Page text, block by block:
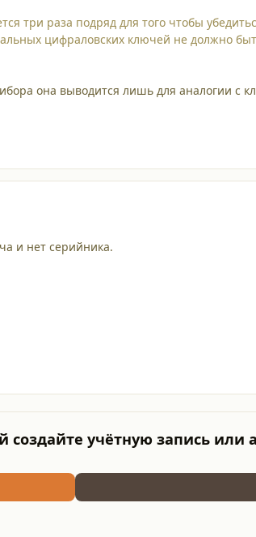
три раза подряд для того чтобы
цифраловских ключей не должно
она выводится лишь для аналогии с
и нет серийника.
учётную запись или